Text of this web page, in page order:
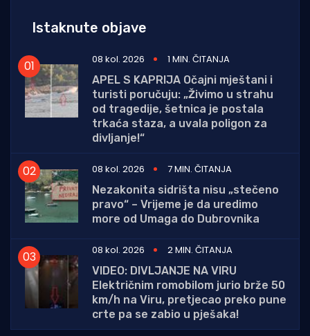
Istaknute objave
08 kol. 2026
1 MIN. ČITANJA
APEL S KAPRIJA Očajni mještani i
turisti poručuju: „Živimo u strahu
od tragedije, šetnica je postala
trkaća staza, a uvala poligon za
divljanje!“
08 kol. 2026
7 MIN. ČITANJA
Nezakonita sidrišta nisu „stečeno
pravo“ – Vrijeme je da uredimo
more od Umaga do Dubrovnika
08 kol. 2026
2 MIN. ČITANJA
VIDEO: DIVLJANJE NA VIRU
Električnim romobilom jurio brže 50
km/h na Viru, pretjecao preko pune
crte pa se zabio u pješaka!